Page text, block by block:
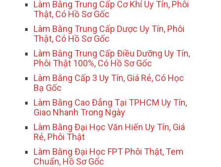
Làm Bằng Trung Cấp Cơ Khí Uy Tín, Phôi
Thật, Có Hồ Sơ Gốc
Làm Bằng Trung Cấp Dược Uy Tín, Phôi
Thật, Có Hồ Sơ Gốc
Làm Bằng Trung Cấp Điều Dưỡng Uy Tín,
Phôi Thật 100%, Có Hồ Sơ Gốc
Làm Bằng Cấp 3 Uy Tín, Giá Rẻ, Có Học
Bạ Gốc
Làm Bằng Cao Đẳng Tại TPHCM Uy Tín,
Giao Nhanh Trong Ngày
Làm Bằng Đại Học Văn Hiến Uy Tín, Giá
Rẻ, Phôi Thật
Làm Bằng Đại Học FPT Phôi Thật, Tem
Chuẩn, Hồ Sơ Gốc